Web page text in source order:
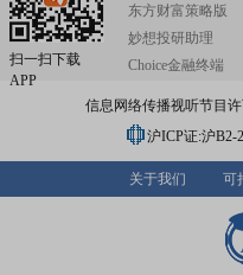
扫一扫下载
APP
东方财富策略版
妙想投研助理
Choice金融终端
信息网络传播视听节目许
沪ICP证:沪B2-
关于我们 可